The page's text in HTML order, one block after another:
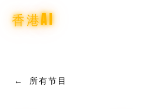
香港AI
← 所有节目